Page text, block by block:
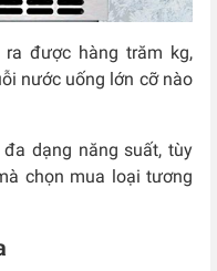
được hàng trăm kg,
nước uống lớn cỡ nào
dạng năng suất, tùy
chọn mua loại tương